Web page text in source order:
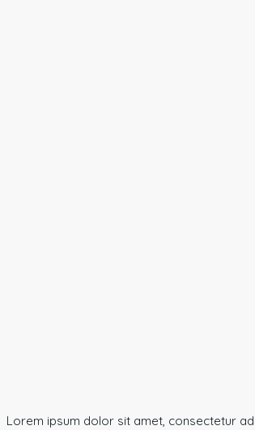
Lorem ipsum dolor sit amet, consectetur